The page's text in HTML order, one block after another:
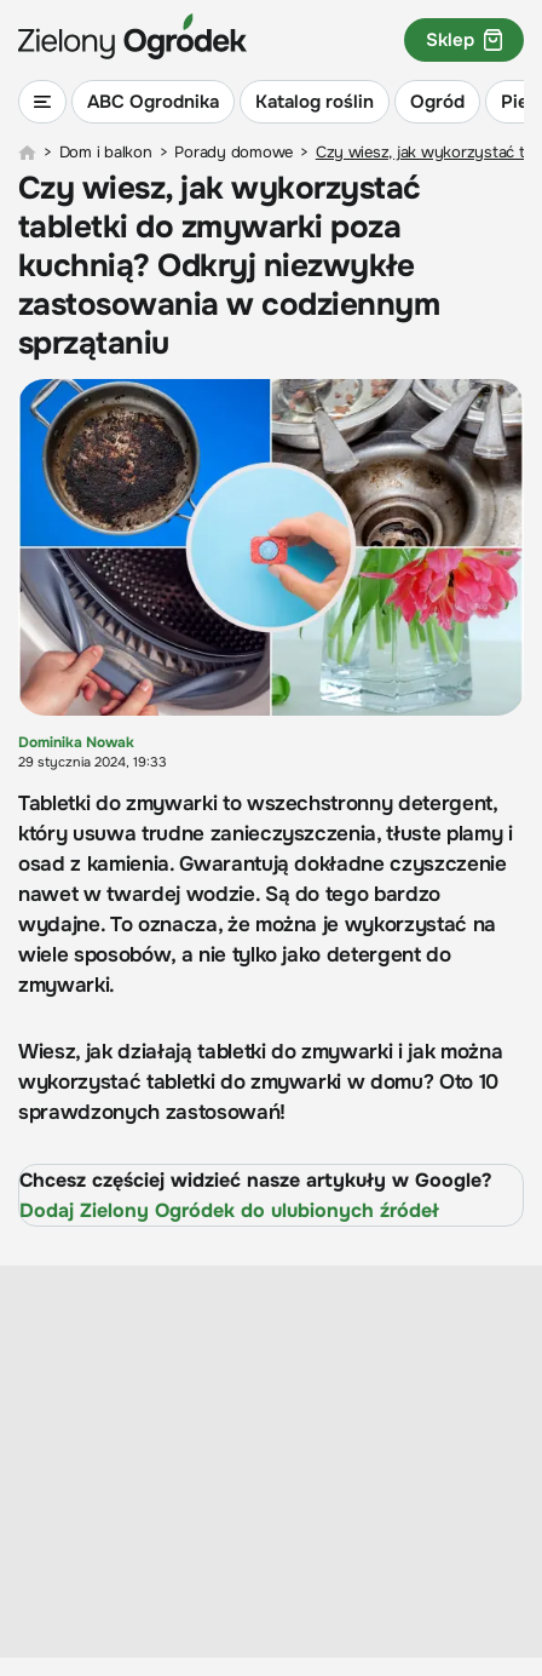
ABC Ogrodnika Katalog roślin Ogród
Sklep
> Dom i balkon > Porady domowe > Czy wiesz, jak wykorzystać
Czy wiesz, jak wykorzystać
tabletki do zmywarki poza
kuchnią? Odkryj niezwykłe
zastosowania w codziennym
sprzątaniu
Dominika Nowak
29 stycznia 2024, 19:33
Tabletki do zmywarki to wszechstronny detergent,
który usuwa trudne zanieczyszczenia, tłuste plamy i
osad z kamienia. Gwarantują dokładne czyszczenie
nawet w twardej wodzie. Są do tego bardzo
wydajne. To oznacza, że można je wykorzystać na
wiele sposobów, a nie tylko jako detergent do
zmywarki.
Wiesz, jak działają tabletki do zmywarki i jak można
wykorzystać tabletki do zmywarki w domu? Oto 10
sprawdzonych zastosowań!
Chcesz częściej widzieć nasze artykuły w Google?
Dodaj Zielony Ogródek do ulubionych źródeł